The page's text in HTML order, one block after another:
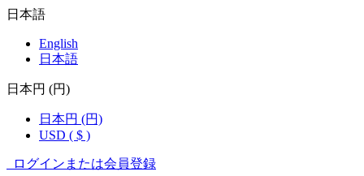
日本語
English
日本語
日本円 (円)
日本円 (円)
USD ( $ )
ログインまたは会員登録